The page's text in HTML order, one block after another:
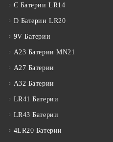
C Батерии LR14
D Батерии LR20
9V Батерии
A23 Батерии MN21
A27 Батерии
A32 Батерии
LR41 Батерии
LR43 Батерии
4LR20 Батерии